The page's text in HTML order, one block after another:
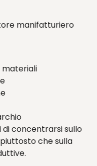
manifatturiero
materiali
concentrarsi sullo
che sulla